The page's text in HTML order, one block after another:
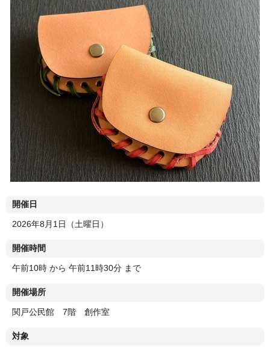
開催日
2026年8月1日（土曜日）
開催時間
午前10時 から 午前11時30分 まで
開催場所
関戸公民館 7階 創作室
対象